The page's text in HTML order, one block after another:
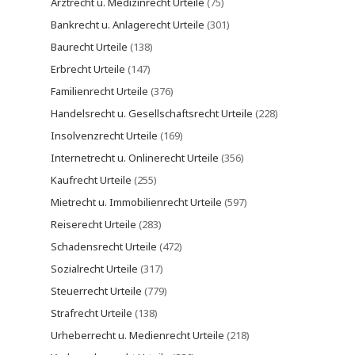
Bankrecht u. Anlagerecht Urteile (301)
Baurecht Urteile (138)
Erbrecht Urteile (147)
Familienrecht Urteile (376)
Handelsrecht u. Gesellschaftsrecht Urteile (228)
Insolvenzrecht Urteile (169)
Internetrecht u. Onlinerecht Urteile (356)
Kaufrecht Urteile (255)
Mietrecht u. Immobilienrecht Urteile (597)
Reiserecht Urteile (283)
Schadensrecht Urteile (472)
Sozialrecht Urteile (317)
Steuerrecht Urteile (779)
Strafrecht Urteile (138)
Urheberrecht u. Medienrecht Urteile (218)